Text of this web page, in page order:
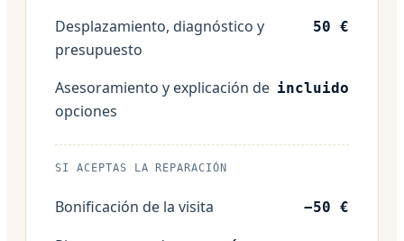
Desplazamiento, diagnóstico y
presupuesto
50 €
Asesoramiento y explicación de
opciones
incluido
SI ACEPTAS LA REPARACIÓN
Bonificación de la visita −50 €